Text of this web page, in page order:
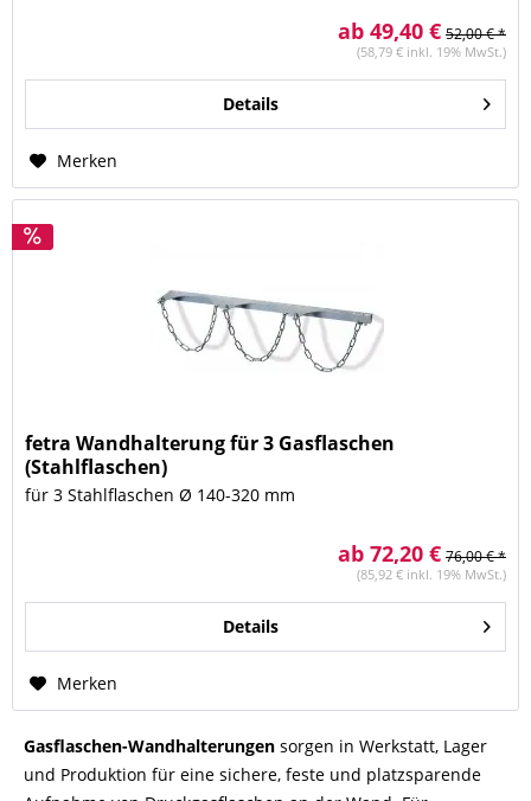
ab 49,40 € 52,00 € *
(58,79 € inkl. 19% MwSt.)
Details
Merken
fetra Wandhalterung für 3 Gasflaschen
(Stahlflaschen)
für 3 Stahlflaschen Ø 140-320 mm
ab 72,20 € 76,00 € *
(85,92 € inkl. 19% MwSt.)
Details
Merken
Gasflaschen-Wandhalterungen sorgen in Werkstatt, Lager
und Produktion für eine sichere, feste und platzsparende